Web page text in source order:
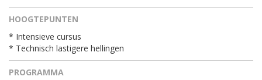
HOOGTEPUNTEN
* Intensieve cursus
* Technisch lastigere hellingen
PROGRAMMA